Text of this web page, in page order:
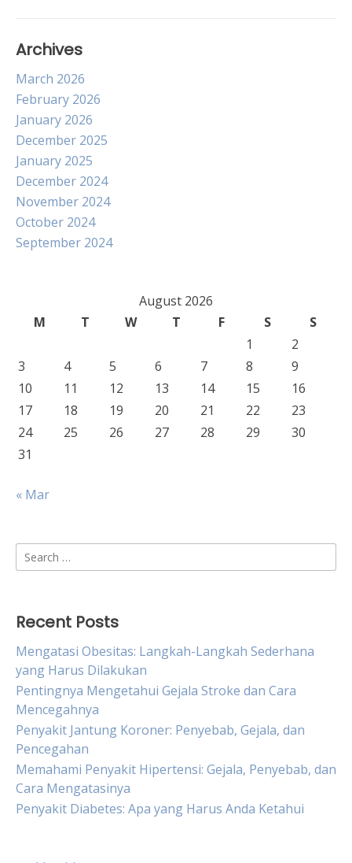
Archives
March 2026
February 2026
January 2026
December 2025
January 2025
December 2024
November 2024
October 2024
September 2024
August 2026
M
T W T F S
S
1
2
3
4 5 6 7 8
9
10
11 12 13 14 15
16
17
18 19 20 21 22
23
24
25 26 27 28 29
30
31
« Mar
Search
for:
Recent Posts
Mengatasi Obesitas: Langkah-Langkah Sederhana
yang Harus Dilakukan
Pentingnya Mengetahui Gejala Stroke dan Cara
Mencegahnya
Penyakit Jantung Koroner: Penyebab, Gejala, dan
Pencegahan
Memahami Penyakit Hipertensi: Gejala, Penyebab, dan
Cara Mengatasinya
Penyakit Diabetes: Apa yang Harus Anda Ketahui